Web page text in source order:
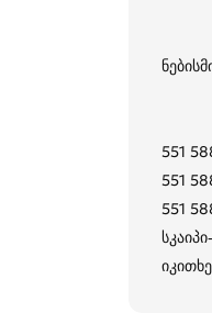
551
551
551